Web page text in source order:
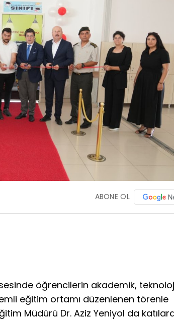
ABONE OL
öğrencilerin akademik,
eğitim ortamı düzenlenen törenle
Müdürü Dr. Aziz Yeniyol da